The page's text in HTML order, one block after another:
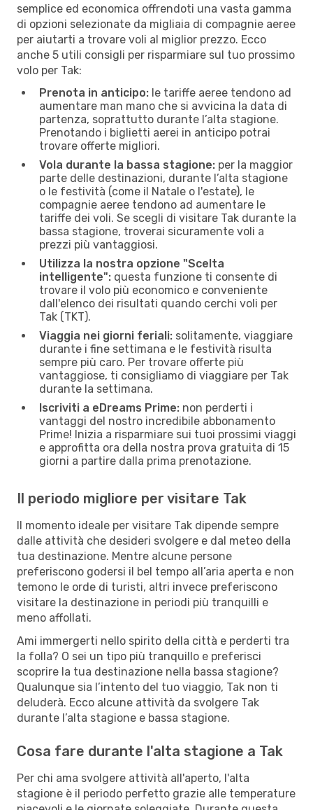
semplice ed economica offrendoti una vasta gamma
di opzioni selezionate da migliaia di compagnie aeree
per aiutarti a trovare voli al miglior prezzo. Ecco
anche 5 utili consigli per risparmiare sul tuo prossimo
volo per Tak:
Prenota in anticipo: le tariffe aeree tendono ad
aumentare man mano che si avvicina la data di
partenza, soprattutto durante l’alta stagione.
Prenotando i biglietti aerei in anticipo potrai
trovare offerte migliori.
Vola durante la bassa stagione: per la maggior
parte delle destinazioni, durante l’alta stagione
o le festività (come il Natale o l'estate), le
compagnie aeree tendono ad aumentare le
tariffe dei voli. Se scegli di visitare Tak durante la
bassa stagione, troverai sicuramente voli a
prezzi più vantaggiosi.
Utilizza la nostra opzione "Scelta
intelligente": questa funzione ti consente di
trovare il volo più economico e conveniente
dall'elenco dei risultati quando cerchi voli per
Tak (TKT).
Viaggia nei giorni feriali: solitamente, viaggiare
durante i fine settimana e le festività risulta
sempre più caro. Per trovare offerte più
vantaggiose, ti consigliamo di viaggiare per Tak
durante la settimana.
Iscriviti a eDreams Prime: non perderti i
vantaggi del nostro incredibile abbonamento
Prime! Inizia a risparmiare sui tuoi prossimi viaggi
e approfitta ora della nostra prova gratuita di 15
giorni a partire dalla prima prenotazione.
Il periodo migliore per visitare Tak
Il momento ideale per visitare Tak dipende sempre
dalle attività che desideri svolgere e dal meteo della
tua destinazione. Mentre alcune persone
preferiscono godersi il bel tempo all’aria aperta e non
temono le orde di turisti, altri invece preferiscono
visitare la destinazione in periodi più tranquilli e
meno affollati.
Ami immergerti nello spirito della città e perderti tra
la folla? O sei un tipo più tranquillo e preferisci
scoprire la tua destinazione nella bassa stagione?
Qualunque sia l’intento del tuo viaggio, Tak non ti
deluderà. Ecco alcune attività da svolgere Tak
durante l’alta stagione e bassa stagione.
Cosa fare durante l'alta stagione a Tak
Per chi ama svolgere attività all'aperto, l'alta
stagione è il periodo perfetto grazie alle temperature